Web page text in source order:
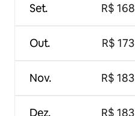
Set.
Out.
Nov.
Dez.
R$ 168
R$ 173
R$ 183
R$ 183